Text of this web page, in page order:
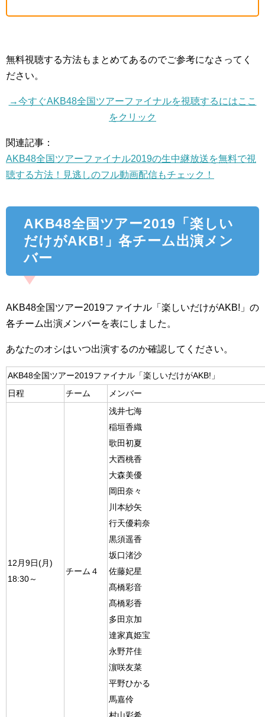
無料視聴する方法もまとめてあるのでご参考になさってく
ださい。
→今すぐAKB48全国ツアーファイナルを視聴するにはここ
をクリック
関連記事：
AKB48全国ツアーファイナル2019の生中継放送を無料で視
聴する方法！見逃しのフル動画配信もチェック！
AKB48全国ツアー2019「楽しい
だけがAKB!」各チーム出演メン
バー
AKB48全国ツアー2019ファイナル「楽しいだけがAKB!」の
各チーム出演メンバーを表にしました。
あなたのオシはいつ出演するのか確認してください。
AKB48全国ツアー2019ファイナル「楽しいだけがAKB!」
日程
チーム メンバー
12月9日(月)
18:30～
チーム４
浅井七海
稲垣香織
歌田初夏
大西桃香
大森美優
岡田奈々
川本紗矢
行天優莉奈
黒須遥香
坂口渚沙
佐藤妃星
髙橋彩音
髙橋彩香
多田京加
達家真姫宝
永野芹佳
濵咲友菜
平野ひかる
馬嘉伶